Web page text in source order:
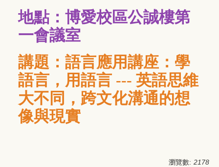
地點：博愛校區公誠樓第
一會議室
講題：語言應用講座：學
語言，用語言 --- 英語思維
大不同，跨文化溝通的想
像與現實
瀏覽數: 2178